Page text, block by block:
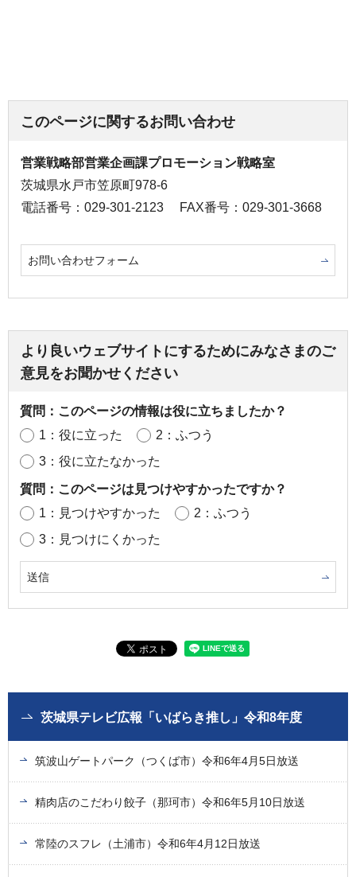
このページに関するお問い合わせ
営業戦略部営業企画課プロモーション戦略室
茨城県水戸市笠原町978-6
電話番号：029-301-2123
FAX番号：029-301-3668
お問い合わせフォーム
より良いウェブサイトにするためにみなさまのご
意見をお聞かせください
質問：このページの情報は役に立ちましたか？
1：役に立った
2：ふつう
3：役に立たなかった
質問：このページは見つけやすかったですか？
1：見つけやすかった
2：ふつう
3：見つけにくかった
茨城県テレビ広報「いばらき推し」令和8年度
筑波山ゲートパーク（つくば市）令和6年4月5日放送
精肉店のこだわり餃子（那珂市）令和6年5月10日放送
常陸のスフレ（土浦市）令和6年4月12日放送